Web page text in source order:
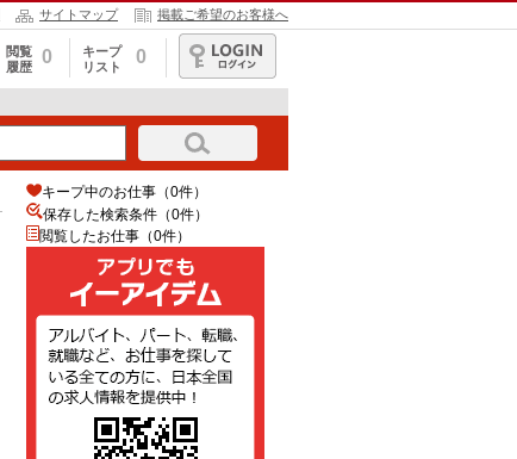
サイトマップ 掲載ご希望のお客様へ
閲覧
履歴
0
キープ
リスト
0
ログイン
キープ中のお仕事（0件）
保存した検索条件（0件）
閲覧したお仕事（0件）